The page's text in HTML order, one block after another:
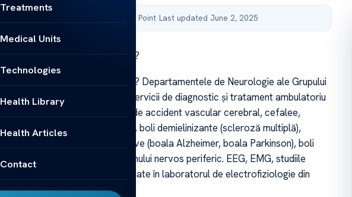
Treatments
Medical Units
Technologies
Health Library
Health Articles
Contact
Published by Acibadem Health Point·Last updated June 2, 2025
Neurologie Ce este neurologia?
Neurologie Ce este neurologia? Departamentele de Neurologie ale Grupului
de Sănătate Acibadem oferă servicii de diagnostic și tratament ambulatoriu
și ambulatoriu pentru unitatea de accident vascular cerebral, cefalee,
amețeli, boli cerebrovasculare, boli demielinizante (scleroză multiplă),
epilepsie, boli neurodegenerative (boala Alzheimer, boala Parkinson), boli
neuromusculare, boli ale sistemului nervos periferic. EEG, EMG, studiile
potențiale evocate sunt efectuate în laboratorul de electrofiziologie din
unitățile noastre.